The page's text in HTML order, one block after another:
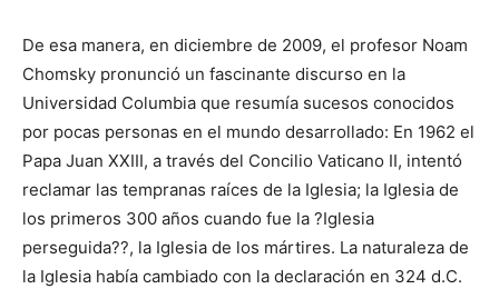
De esa manera, en diciembre de 2009, el profesor Noam
Chomsky pronunció un fascinante discurso en la
Universidad Columbia que resumía sucesos conocidos
por pocas personas en el mundo desarrollado: En 1962 el
Papa Juan XXIII, a través del Concilio Vaticano II, intentó
reclamar las tempranas raíces de la Iglesia; la Iglesia de
los primeros 300 años cuando fue la ?Iglesia
perseguida??, la Iglesia de los mártires. La naturaleza de
la Iglesia había cambiado con la declaración en 324 d.C.